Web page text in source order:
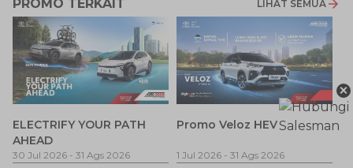
PROMO TERKAIT LIHAT SEMUA
ELECTRIFY YOUR PATH
AHEAD
30 Jul 2026 - 31 Ags 2026
Promo Veloz HEV
1 Jul 2026 - 31 Ags 2026
×